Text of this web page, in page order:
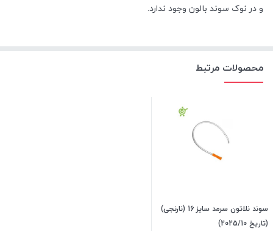
و در نوک سوند بالون وجود ندارد.
محصولات مرتبط
سوند نلاتون سرمد سایز 16 (نارنجی)
(تاریخ 2025/10)